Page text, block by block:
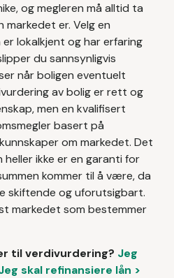
og megleren må alltid ta
er. Velg en
lokalkjent og har erfaring
du sannsynligvis
når boligen eventuelt
av bolig er rett og
men en kvalifisert
basert på
om markedet. Det
ikke er en garanti for
kommer til å være, da
skiftende og uforutsigbart.
markedet som bestemmer
til verdivurdering? Jeg
skal refinansiere lån >